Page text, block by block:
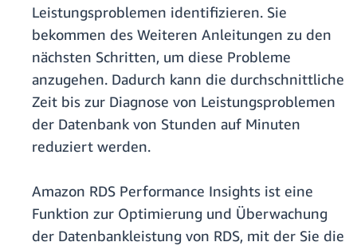
Leistungsproblemen identifizieren. Sie
bekommen des Weiteren Anleitungen zu den
nächsten Schritten, um diese Probleme
anzugehen. Dadurch kann die durchschnittliche
Zeit bis zur Diagnose von Leistungsproblemen
der Datenbank von Stunden auf Minuten
reduziert werden.
Amazon RDS Performance Insights ist eine
Funktion zur Optimierung und Überwachung
der Datenbankleistung von RDS, mit der Sie die